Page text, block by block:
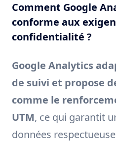
Comment Google
conforme aux
confidentialité ?
Google Analytics
de suivi et propose
comme le
UTM, ce qui garantit
données